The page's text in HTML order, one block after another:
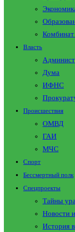
Власть
Дума
ИФНС
Происшествия
ОМВД
ГАИ
МЧС
Спорт
Бессмертный полк
Спецпроекты
Тайны
Новости
История